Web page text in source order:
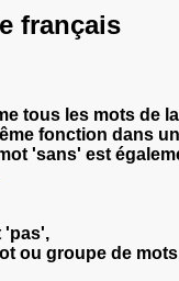
français
tous les mots de
fonction dans
'sans' est
'pas',
ou groupe de